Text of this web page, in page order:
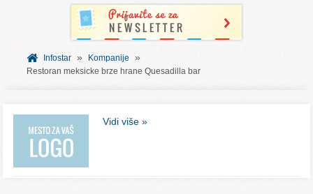
BESPLATNI VAUČERI
SVET INFORMACIJA
Infostar » Kompanije »
Restoran meksicke brze hrane Quesadilla bar
Vidi više »